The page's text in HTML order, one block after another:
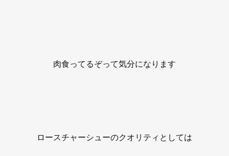
肉食ってるぞって気分になります
ロースチャーシューのクオリティとしては